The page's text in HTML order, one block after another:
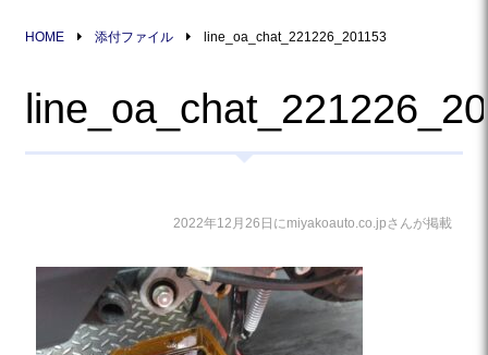
HOME 添付ファイル line_oa_chat_221226_201153
2022年12月26日にmiyakoauto.co.jpさんが掲載